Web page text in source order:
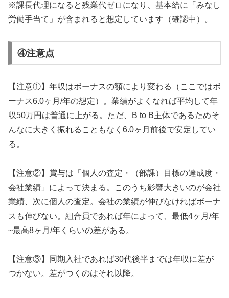
※課長代理になると残業代ゼロになり、基本給に「みなし
労働手当て」が含まれると想定しています（確認中）。
④注意点
【注意①】年収はボーナスの額により変わる（ここではボ
ーナス6.0ヶ月/年の想定）。業績がよくなれば平均して年
収50万円は普通に上がる。ただ、B to B主体であるためそ
んなに大きく振れることもなく6.0ヶ月前後で安定してい
る。
【注意②】賞与は「個人の査定・（部課）目標の達成度・
会社業績」によって決まる。このうち影響大きいのが会社
業績、次に個人の査定。会社の業績が伸びなければボーナ
スも伸びない。組合員であれば年によって、最低4ヶ月/年
~最高8ヶ月/年くらいの差がある。
【注意③】同期入社であれば30代後半までは年収に差が
つかない。差がつくのはそれ以降。